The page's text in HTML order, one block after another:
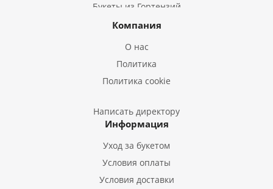
Букеты из Гортензий
Букеты из Ирисов
Букеты из Эустом
Букеты из Гладиолусов
Букеты из Тюльпанов
Компания
О нас
Политика
Политика cookie
Написать директору
Информация
Уход за букетом
Условия оплаты
Условия доставки